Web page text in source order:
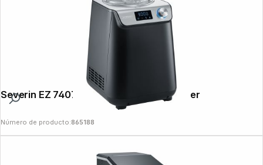
Severin EZ 7407 Ice Cream & Yogurt Maker
Número de producto:865188